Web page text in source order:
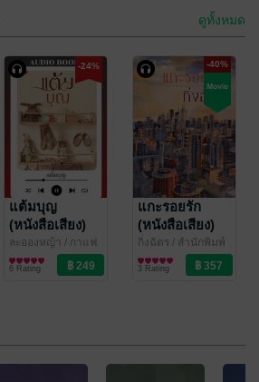
Atomic Habits
เพราะชีวิตดีได้
กว่าที่เป็น
James Clear (เจมส์
เคลียร์)/ ซีเอ็ดยู
เคชั่น
พัฒนาตนเอง
87 Rating
ดูทั้งหมด
-24%
แต้มบุญ
(หนังสือเสียง)
ละอองหญ้า / กาแฟ
หอมกรุ่น
นิยายรัก
6 Rating
-40%
แกะรอยรัก
(หนังสือเสียง)
กิ่งฉัตร/ สำนักพิมพ์
ลูกองุ่น
นิยายรัก
3 Rating